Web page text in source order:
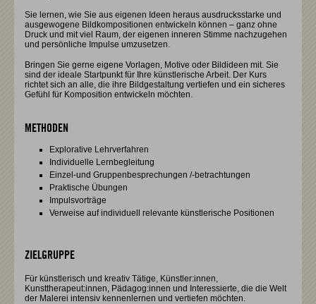
Sie lernen, wie Sie aus eigenen Ideen heraus ausdrucksstarke und
ausgewogene Bildkompositionen entwickeln können – ganz ohne
Druck und mit viel Raum, der eigenen inneren Stimme nachzugehen
und persönliche Impulse umzusetzen.
Bringen Sie gerne eigene Vorlagen, Motive oder Bildideen mit. Sie
sind der ideale Startpunkt für Ihre künstlerische Arbeit. Der Kurs
richtet sich an alle, die ihre Bildgestaltung vertiefen und ein sicheres
Gefühl für Komposition entwickeln möchten.
METHODEN
Explorative Lehrverfahren
Individuelle Lernbegleitung
Einzel-und Gruppenbesprechungen /-betrachtungen
Praktische Übungen
Impulsvorträge
Verweise auf individuell relevante künstlerische Positionen
ZIELGRUPPE
Für künstlerisch und kreativ Tätige, Künstler:innen,
Kunsttherapeut:innen, Pädagog:innen und Interessierte, die die Welt
der Malerei intensiv kennenlernen und vertiefen möchten.